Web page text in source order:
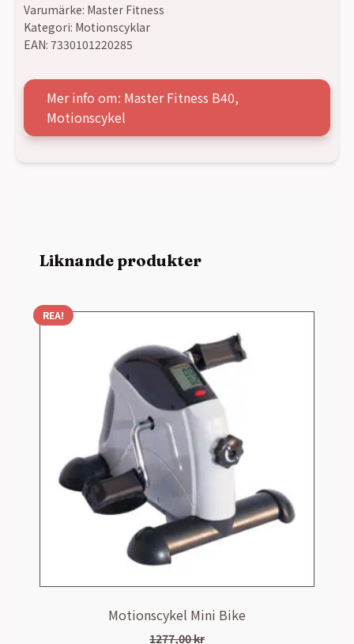
Varumärke: Master Fitness
Kategori: Motionscyklar
EAN: 7330101220285
Mer info om: Master Fitness B40,
Motionscykel
Liknande produkter
REA!
Motionscykel Mini Bike
1277,00kr